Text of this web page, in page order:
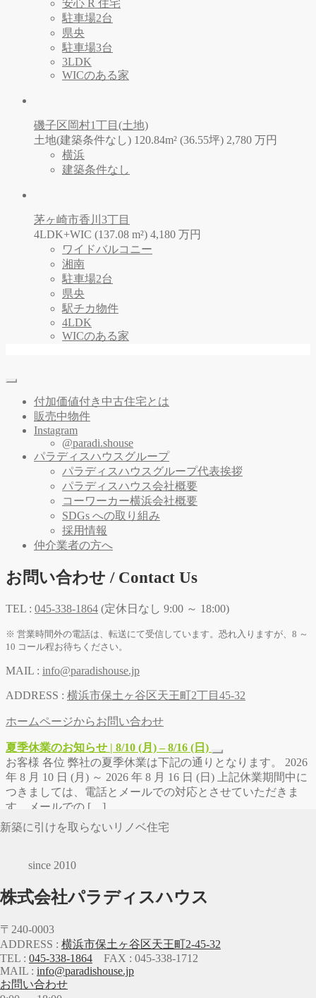
安心 R 住宅
駐車場2台
県央
駐車場3台
3LDK
WICのある家
磯子区岡村1丁目(土地)
土地(建築条件なし) 120.84m² (36.55坪) 2,780 万円
横浜
建築条件なし
茅ヶ崎市香川3丁目
4LDK+WIC (137.08 m²) 4,180 万円
ワイドバルコニー
湘南
駐車場2台
県央
駅チカ物件
4LDK
WICのある家
新築に引けを取らないリノベ住宅
since 2010
株式会社パラディスハウス
〒240-0003
ADDRESS : 横浜市保土ヶ谷区天王町2-45-32
TEL : 045-338-1864 FAX : 045-338-1712
MAIL : info@paradishouse.jp
お問い合わせ
付加価値付き中古住宅とは
販売中物件
Instagram
@paradi.shouse
パラディスハウスグループ
パラディスハウスグループ代表挨拶
パラディスハウス会社概要
コーワーカー横浜会社概要
SDGs への取り組み
採用情報
仲介業者の方へ
お問い合わせ / Contact Us
TEL : 045-338-1864 (定休日なし 9:00 ～ 18:00)
※ 営業時間外の電話は、転送にて受信しています。恐れ入りますが、8 ～
10 コール程お待ちください。
MAIL : info@paradishouse.jp
ADDRESS : 横浜市保土ヶ谷区天王町2丁目45-32
ホームページからお問い合わせ
夏季休業のお知らせ | 8/10 (月) – 8/16 (日)
お客様 各位 弊社の夏季休業は下記の通りとなります。 2026
年 8 月 10 日 (月) ～ 2026 年 8 月 16 日 (日) 上記休業期間中に
つきましては、電話とメールでの対応とさせていただきま
す。メールでの […]